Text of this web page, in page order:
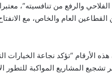
الفلاحي والرفع من تنافسيته”،
القطاعين العام والخاص، مع
الأرقام “تؤكد نجاعة الخيارات
المشاريع المواكبة للتطور